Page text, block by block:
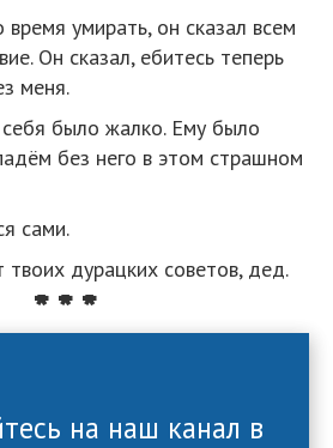
умирать, он сказал всем
Он сказал, ебитесь теперь
меня.
было жалко. Ему было
без него в этом страшном
сами.
твоих дурацких советов, дед.
* * *
на наш канал в